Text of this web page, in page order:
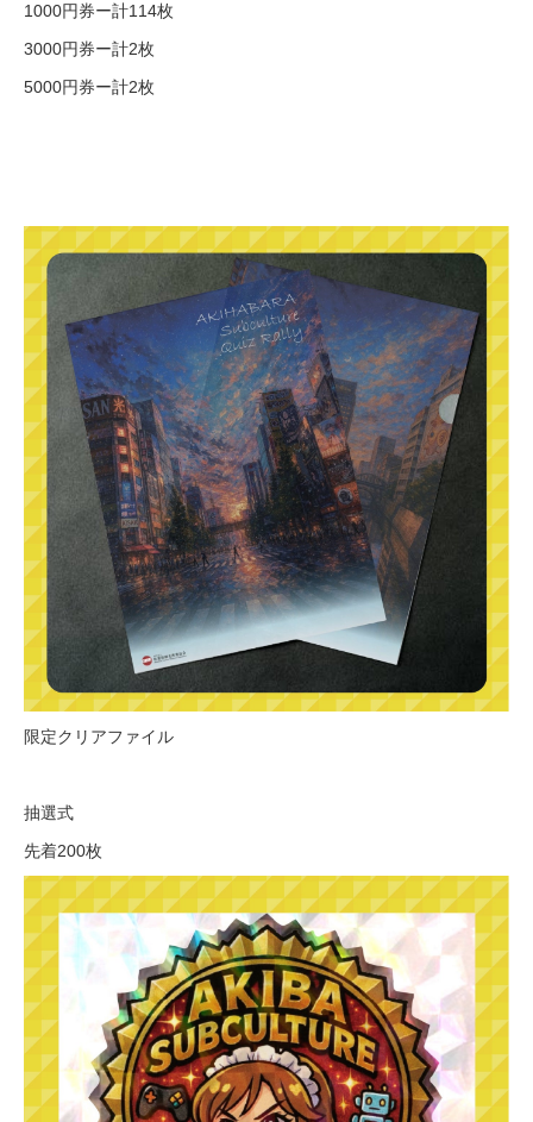
1000円券ー計114枚
3000円券ー計2枚
5000円券ー計2枚
限定クリアファイル
抽選式
先着200枚